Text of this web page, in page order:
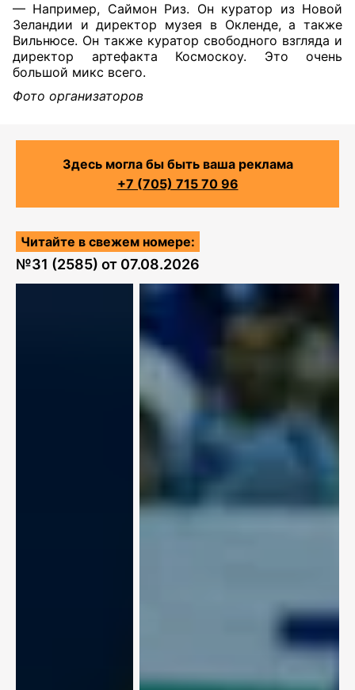
— Например, Саймон Риз. Он куратор из Новой
Зеландии и директор музея в Окленде, а также
Вильнюсе. Он также куратор свободного взгляда и
директор артефакта Космоскоу. Это очень
большой микс всего.
Фото организаторов
Здесь могла бы быть ваша реклама
+7 (705) 715 70 96
Читайте в свежем номере:
№31 (2585) от 07.08.2026